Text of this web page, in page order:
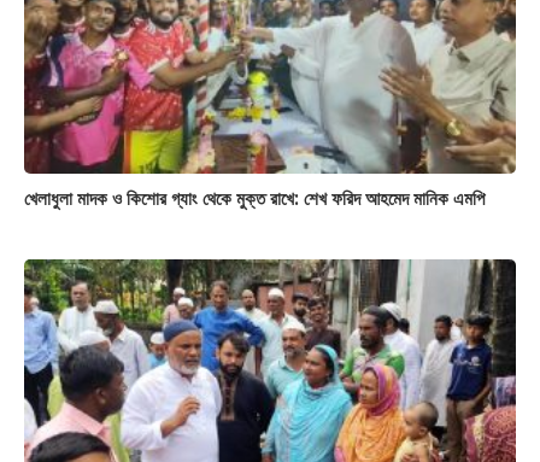
খেলাধুলা মাদক ও কিশোর গ্যাং থেকে মুক্ত রাখে: শেখ ফরিদ আহমেদ মানিক এমপি